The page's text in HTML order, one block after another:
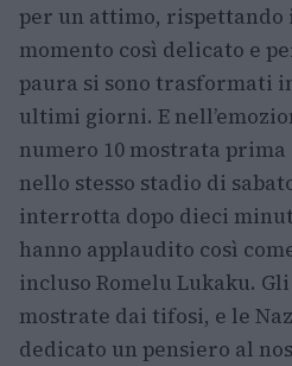
per un attimo, rispettando
momento così delicato e
paura si sono trasformati
ultimi giorni. E
numero 10 mostrata
nello stesso stadio di
interrotta dopo dieci
hanno applaudito così
incluso Romelu Lukaku.
mostrate dai tifosi, e le
dedicato un pensiero al